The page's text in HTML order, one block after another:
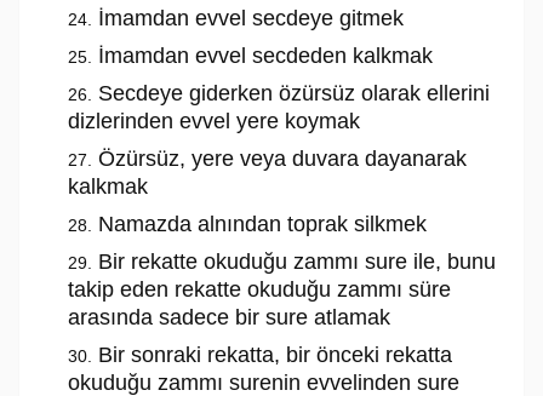
İmamdan evvel secdeye gitmek
İmamdan evvel secdeden kalkmak
Secdeye giderken özürsüz olarak ellerini
dizlerinden evvel yere koymak
Özürsüz, yere veya duvara dayanarak
kalkmak
Namazda alnından toprak silkmek
Bir rekatte okuduğu zammı sure ile, bunu
takip eden rekatte okuduğu zammı süre
arasında sadece bir sure atlamak
Bir sonraki rekatta, bir önceki rekatta
okuduğu zammı surenin evvelinden sure